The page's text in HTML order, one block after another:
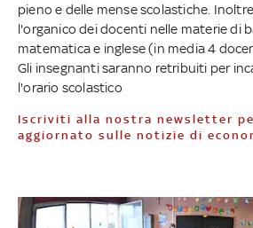
pieno e delle mense scolastiche.
l'organico dei docenti nelle materie di
matematica e inglese (in media 4
Gli insegnanti saranno retribuiti per
l'orario scolastico
Iscriviti alla nostra newsletter per restare sempre
aggiornato sulle notizie di